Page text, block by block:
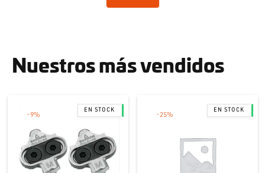
Nuestros más vendidos
-9% -25%